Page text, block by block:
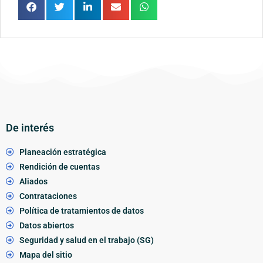
De interés
Planeación estratégica
Rendición de cuentas
Aliados
Contrataciones
Política de tratamientos de datos
Datos abiertos
Seguridad y salud en el trabajo (SG)
Mapa del sitio